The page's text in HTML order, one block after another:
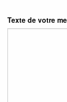
Texte de votre